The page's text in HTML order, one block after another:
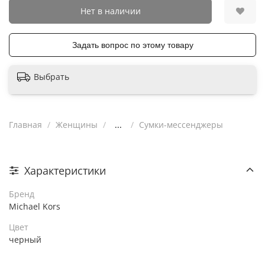
Нет в наличии
Задать вопрос по этому товару
Выбрать
Главная Женщины ... Сумки-мессенджеры
Характеристики
Бренд
Michael Kors
Цвет
черный